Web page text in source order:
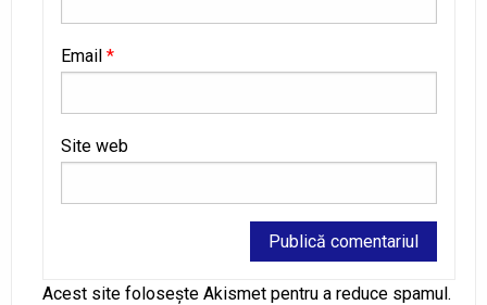
Email *
Site web
Alternative:
Acest site folosește Akismet pentru a reduce spamul.